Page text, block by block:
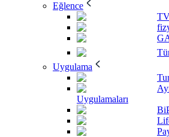
Eğlence
Uygulama
Uygulamaları